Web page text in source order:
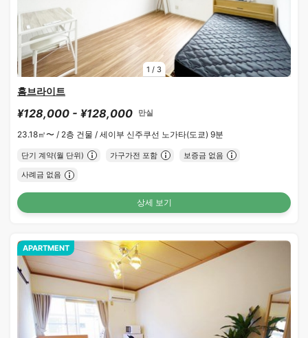
1 / 3
홈브라이트
¥128,000 - ¥128,000 만실
23.18㎡〜 / 2층 건물 / 세이부 신주쿠선 노가타(도쿄) 9분
단기 계약(월 단위) 가구가전 포함 보증금 없음
사례금 없음
상세 보기
APARTMENT